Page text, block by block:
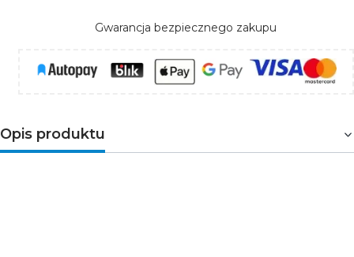
Gwarancja bezpiecznego zakupu
Opis produktu